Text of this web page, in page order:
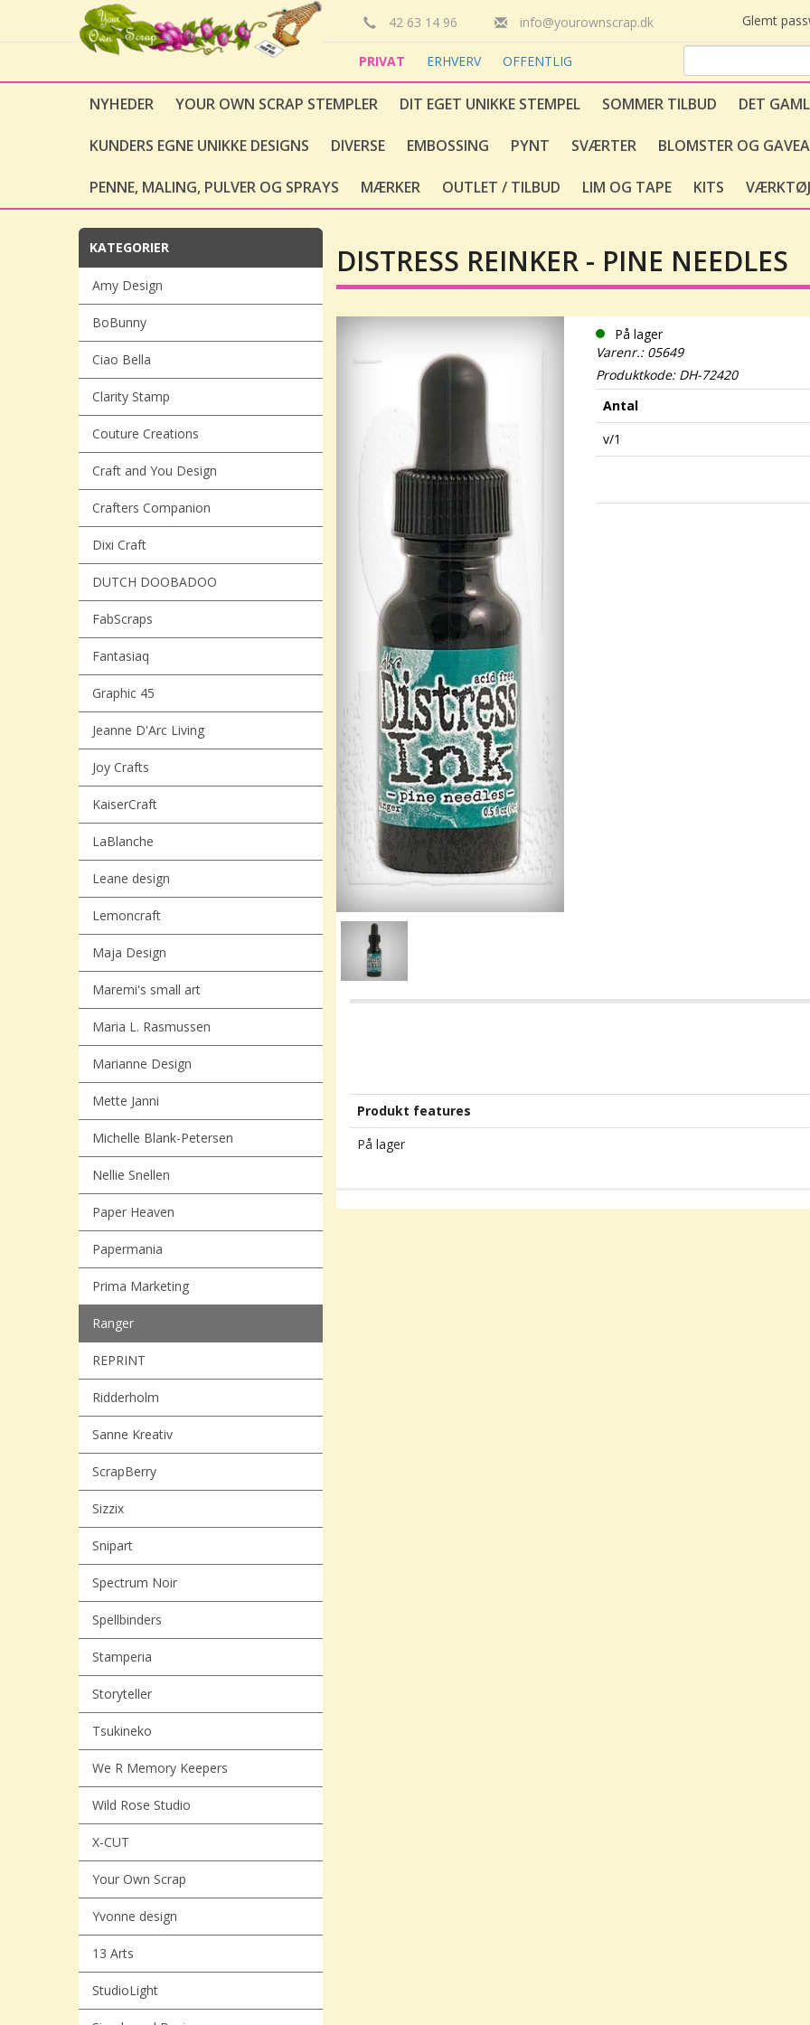
42 63 14 96 info@yourownscrap.dk Glemt
PRIVAT ERHVERV OFFENTLIG
NYHEDER YOUR OWN SCRAP STEMPLER DIT EGET UNIKKE STEMPEL SOMMER TILBUD DET
KUNDERS EGNE UNIKKE DESIGNS DIVERSE EMBOSSING PYNT SVÆRTER BLOMSTER OG
PENNE, MALING, PULVER OG SPRAYS MÆRKER OUTLET / TILBUD LIM OG TAPE KITS
KATEGORIER
Amy Design
BoBunny
Ciao Bella
Clarity Stamp
Couture Creations
Craft and You Design
Crafters Companion
Dixi Craft
DUTCH DOOBADOO
FabScraps
Fantasiaq
Graphic 45
Jeanne D'Arc Living
Joy Crafts
KaiserCraft
LaBlanche
Leane design
Lemoncraft
Maja Design
Maremi's small art
Maria L. Rasmussen
Marianne Design
Mette Janni
Michelle Blank-Petersen
Nellie Snellen
Paper Heaven
Papermania
Prima Marketing
Ranger
REPRINT
Ridderholm
Sanne Kreativ
ScrapBerry
Sizzix
Snipart
Spectrum Noir
Spellbinders
Stamperia
Storyteller
Tsukineko
We R Memory Keepers
Wild Rose Studio
X-CUT
Your Own Scrap
Yvonne design
13 Arts
StudioLight
DISTRESS REINKER - PINE NEEDLES
På lager
Varenr.: 05649
Produktkode: DH-72420
Antal
v/1
Produkt features
På lager